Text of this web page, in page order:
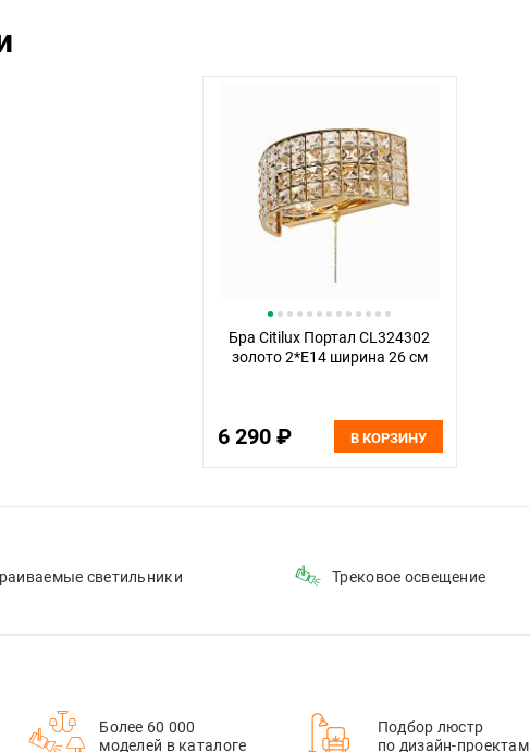
Бра Citilux Портал CL324302
золото 2*Е14 ширина 26 см
6 290 ₽ В КОРЗИНУ
светильники Трековое освещение
Более 60 000
моделей в каталоге
Подбор люстр
по дизайн-проектам